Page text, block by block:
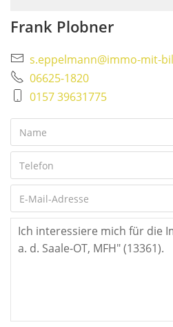
Frank Plobner
s.eppelmann@immo-mit-
06625-1820
0157 39631775